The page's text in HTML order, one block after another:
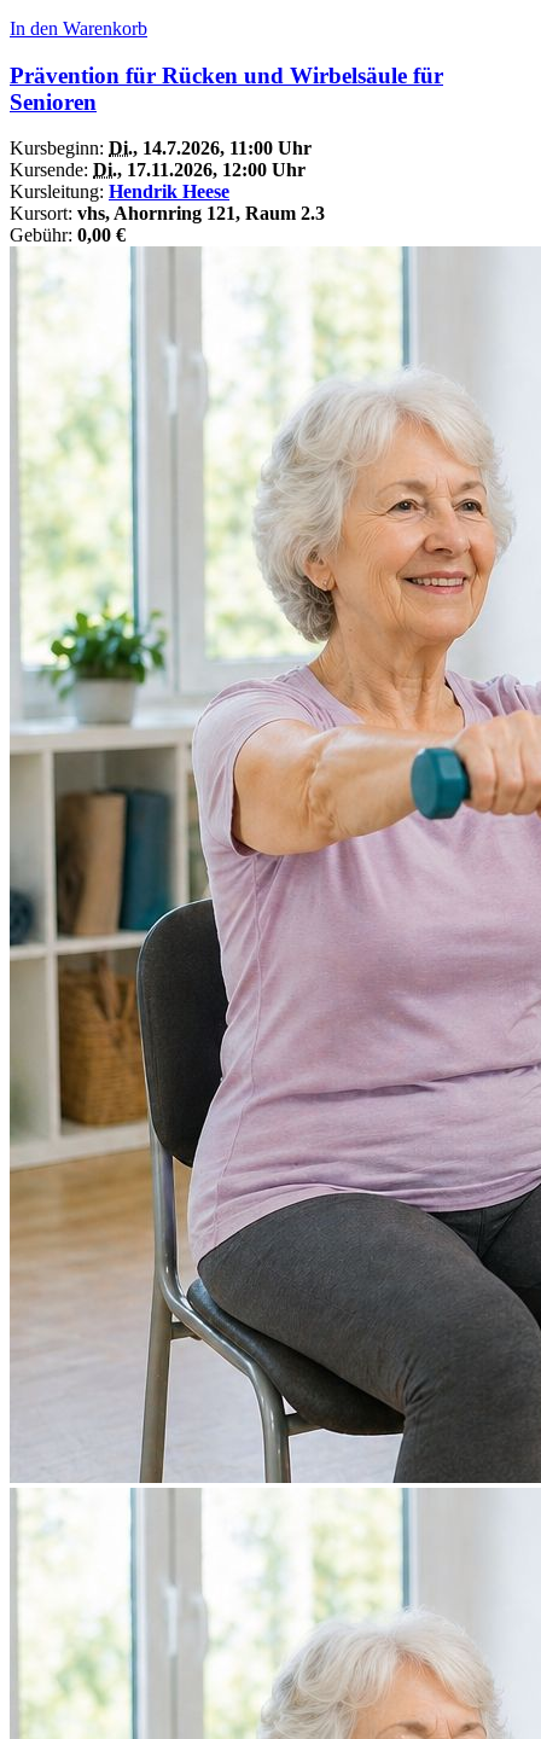
In den Warenkorb
Prävention für Rücken und Wirbelsäule für
Senioren
Kursbeginn: Di., 14.7.2026, 11:00 Uhr
Kursende: Di., 17.11.2026, 12:00 Uhr
Kursleitung: Hendrik Heese
Kursort: vhs, Ahornring 121, Raum 2.3
Gebühr: 0,00 €